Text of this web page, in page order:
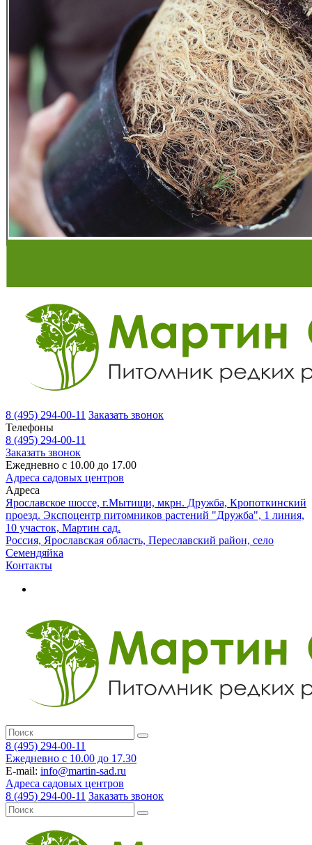
8 (495) 294-00-11 Заказать звонок
Телефоны
8 (495) 294-00-11
Заказать звонок
Ежедневно с 10.00 до 17.00
Адреса садовых центров
Адреса
Ярославское шоссе, г.Мытищи, мкрн. Дружба, Кропоткинский
проезд. Экспоцентр питомников растений "Дружба", 1 линия,
10 участок, Мартин сад.
Россия, Ярославская область, Переславский район, село
Семендяйка
Контакты
8 (495) 294-00-11
Ежедневно с 10.00 до 17.30
E-mail: info@martin-sad.ru
Адреса садовых центров
8 (495) 294-00-11 Заказать звонок